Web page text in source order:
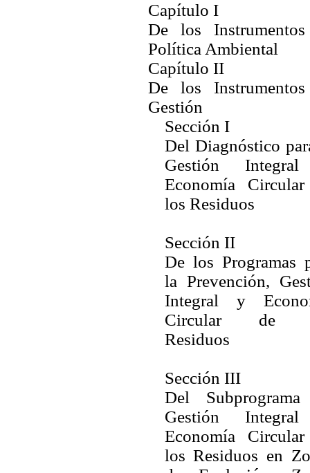
Capítulo I
De los
Política Ambiental
Capítulo II
De los
Gestión
Sección I
Del Diagnóstico
Gestión
Economía
los Residuos
Sección II
De los Programas
la Prevención,
Integral y
Circular de
Residuos
Sección III
Del
Gestión
Economía
los Residuos en